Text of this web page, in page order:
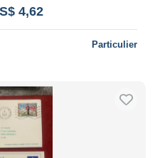
4,62
Particulier